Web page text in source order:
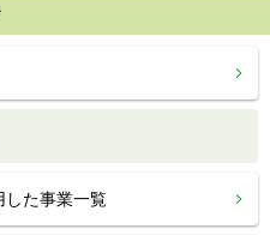
した事業一覧